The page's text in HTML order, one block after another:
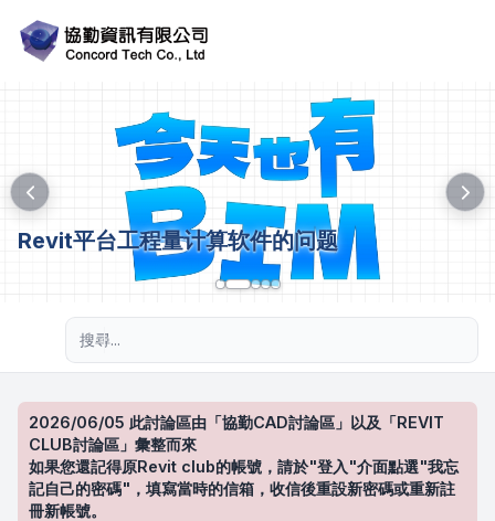
Revit平台工程量计算软件的问题
2026/06/05 此討論區由「協勤CAD討論區」以及「REVIT
CLUB討論區」彙整而來
如果您還記得原Revit club的帳號，請於"登入"介面點選"我忘
記自己的密碼"，填寫當時的信箱，收信後重設新密碼或重新註
冊新帳號。